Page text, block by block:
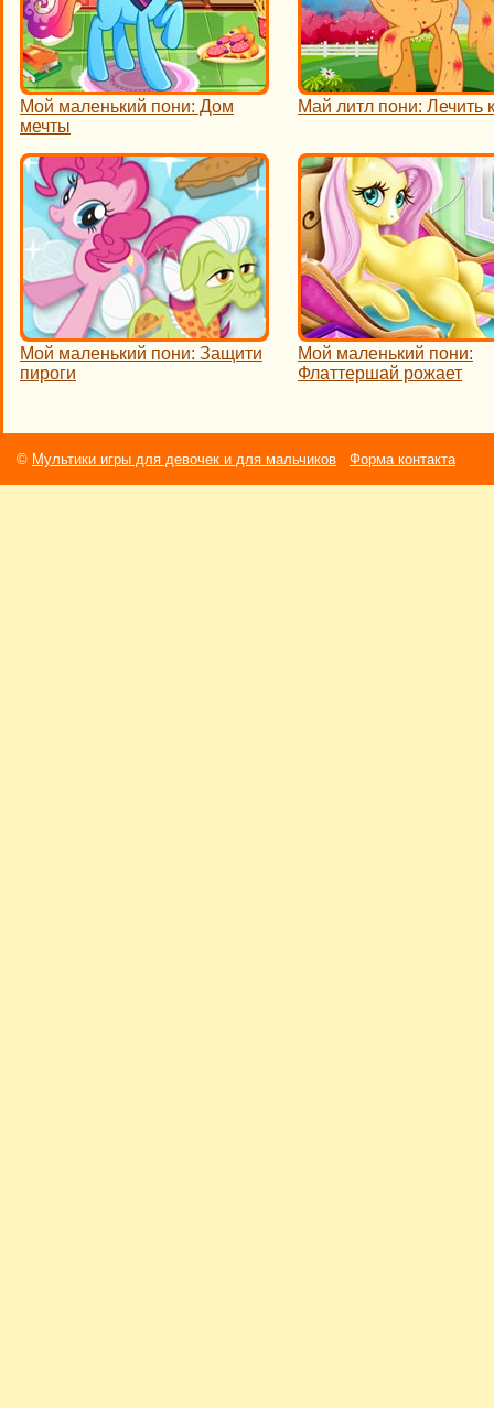
Мой маленький пони: Дом
мечты
Май литл пони: Лечить
Мой маленький пони: Защити
пироги
Мой маленький пони:
Флаттершай рожает
© Мультики игры для девочек и для мальчиков Форма контакта